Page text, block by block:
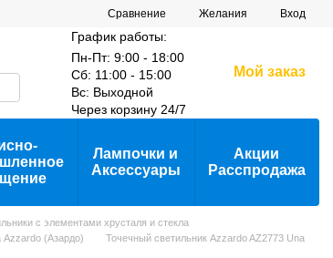
Сравнение Желания Вход
График работы:
Пн-Пт: 9:00 - 18:00
Сб: 11:00 - 15:00
Вс: Выходной
Через корзину 24/7
Мой заказ
Лампочки и
Аксессуары
Акции
Расспродажа
с элементами хрусталя и стекла
Azzardo (Азардо)
Точечный светильник Azzardo AZ2773 Una